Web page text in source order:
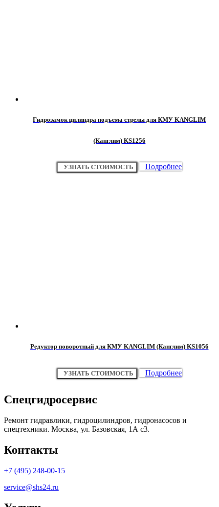
Гидрозамок цилиндра подъема стрелы для КМУ KANGLIM
(Канглим) KS1256
УЗНАТЬ СТОИМОСТЬ Подробнее
Редуктор поворотный для КМУ KANGLIM (Канглим) KS1056
УЗНАТЬ СТОИМОСТЬ Подробнее
Спецгидросервис
Ремонт гидравлики, гидроцилиндров, гидронасосов и
спецтехники. Москва, ул. Базовская, 1А с3.
Контакты
+7 (495) 248-00-15
service@shs24.ru